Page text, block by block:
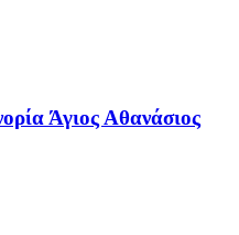
Άγιος Αθανάσιος